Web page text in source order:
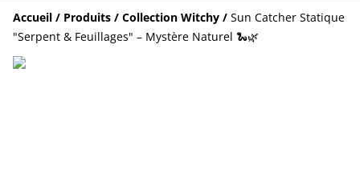
Accueil / Produits / Collection Witchy / Sun Catcher Statique
"Serpent & Feuillages" – Mystère Naturel 🐍🌿